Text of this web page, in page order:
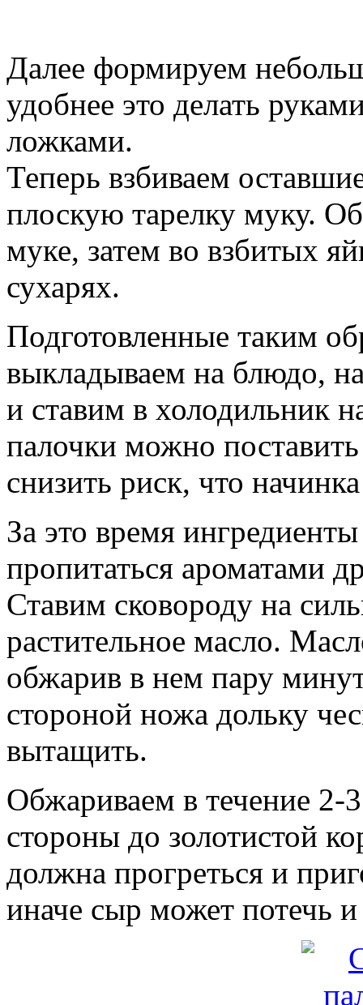
Далее формируем
удобнее это делать
ложками.
Теперь взбиваем
плоскую тарелку муку.
муке, затем во взбитых
сухарях.
Подготовленные таким
выкладываем на блюдо,
и ставим в холодильник
палочки можно
снизить риск, что
За это время
пропитаться ароматами
Ставим сковороду на
растительное масло.
обжарив в нем пару
стороной ножа дольку
вытащить.
Обжариваем в течение 2-
стороны до золотистой
должна прогреться и
иначе сыр может потечь